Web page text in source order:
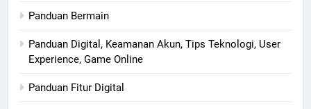
Panduan Bermain
Panduan Digital, Keamanan Akun, Tips Teknologi, User
Experience, Game Online
Panduan Fitur Digital